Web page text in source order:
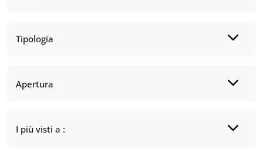
Tipologia
Apertura
I più visti a :